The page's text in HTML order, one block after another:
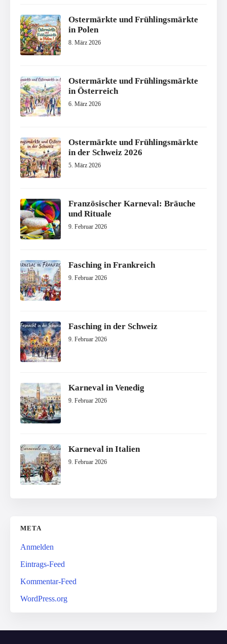
Ostermärkte und Frühlingsmärkte
in Polen
8. März 2026
Ostermärkte und Frühlingsmärkte
in Österreich
6. März 2026
Ostermärkte und Frühlingsmärkte
in der Schweiz 2026
5. März 2026
Französischer Karneval: Bräuche
und Rituale
9. Februar 2026
Fasching in Frankreich
9. Februar 2026
Fasching in der Schweiz
9. Februar 2026
Karneval in Venedig
9. Februar 2026
Karneval in Italien
9. Februar 2026
META
Anmelden
Eintrags-Feed
Kommentar-Feed
WordPress.org